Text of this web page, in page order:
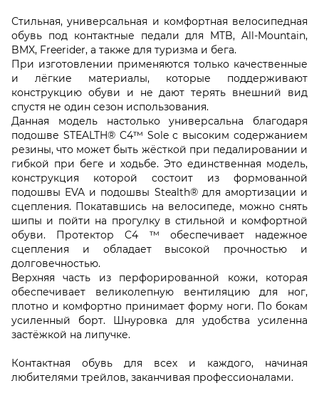
Стильная, универсальная и комфортная велосипедная
обувь под контактные педали для MTB, All-Mountain,
BMX, Freerider, а также для туризма и бега.
При изготовлении применяются только качественные
и лёгкие материалы, которые поддерживают
конструкцию обуви и не дают терять внешний вид
спустя не один сезон использования.
Данная модель настолько универсальна благодаря
подошве STEALTH® C4™ Sole с высоким содержанием
резины, что может быть жёсткой при педалировании и
гибкой при беге и ходьбе. Это единственная модель,
конструкция которой состоит из формованной
подошвы EVA и подошвы Stealth® для амортизации и
сцепления. Покатавшись на велосипеде, можно снять
шипы и пойти на прогулку в стильной и комфортной
обуви. Протектор C4 ™ обеспечивает надежное
сцепления и обладает высокой прочностью и
долговечностью.
Верхняя часть из перфорированной кожи, которая
обеспечивает великолепную вентиляцию для ног,
плотно и комфортно принимает форму ноги. По бокам
усиленный борт. Шнуровка для удобства усиленна
застёжкой на липучке.
Контактная обувь для всех и каждого, начиная
любителями трейлов, заканчивая профессионалами.